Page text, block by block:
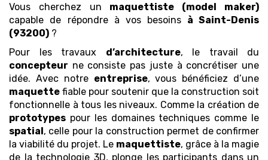
Vous cherchez un maquettiste (model maker)
capable de répondre à vos besoins à Saint-Denis
(93200) ?
Pour les travaux d’architecture, le travail du
concepteur ne consiste pas juste à concrétiser une
idée. Avec notre entreprise, vous bénéficiez d’une
maquette fiable pour soutenir que la construction soit
fonctionnelle à tous les niveaux. Comme la création de
prototypes pour les domaines techniques comme le
spatial, celle pour la construction permet de confirmer
la viabilité du projet. Le maquettiste, grâce à la magie
de la technologie 3D, plonge les participants dans un